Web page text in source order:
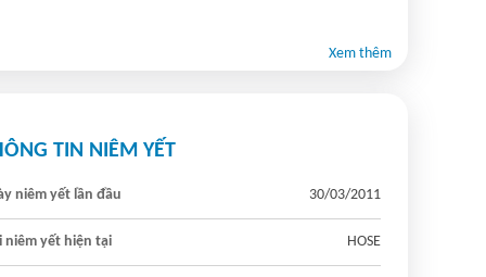
Xem thêm
TIN NIÊM YẾT
niêm yết lần đầu 30/03/2011
niêm yết hiện tại HOSE